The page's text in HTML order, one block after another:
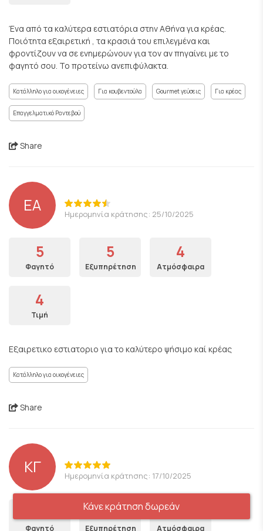
Ένα από τα καλύτερα εστιατόρια στην Αθήνα για κρέας.
Ποιότητα εξαιρετική , τα κρασιά του επιλεγμένα και
φροντίζουν να σε ενημερώνουν για τον αν πηγαίνει με το
φαγητό σου. Το προτείνω ανεπιφύλακτα.
Κατάλληλο για οικογένειες Για κουβεντούλα Gourmet γεύσεις Για κρέας
Επαγγελματικό Ραντεβού
Share
EA Ημερομηνία κράτησης: 25/10/2025
5
Φαγητό
5
Εξυπηρέτηση
4
Ατμόσφαιρα
4
Τιμή
Εξαιρετικο εστιατοριο για το καλύτερο ψήσιμο καί κρέας
Κατάλληλο για οικογένειες
Share
ΚΓ Ημερομηνία κράτησης: 17/10/2025
Φαγητό
5
Εξυπηρέτηση
5
Ατμόσφαιρα
Κάνε κράτηση δωρεάν